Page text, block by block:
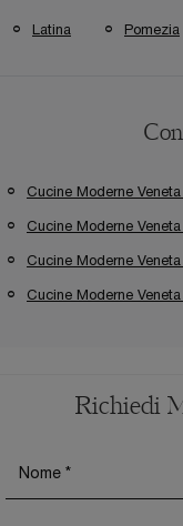
Latina Pomezia
Cucine Moderne
Cucine Moderne
Cucine Moderne
Cucine Moderne
Richiedi